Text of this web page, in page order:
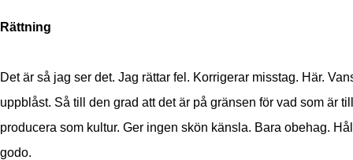
Rättning
Det är så jag ser det. Jag rättar fel. Korrigerar misstag. Här.
uppblåst. Så till den grad att det är på gränsen för vad som är
producera som kultur. Ger ingen skön känsla. Bara obehag.
godo.